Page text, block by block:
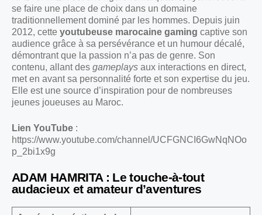
se faire une place de choix dans un domaine
traditionnellement dominé par les hommes. Depuis juin
2012, cette youtubeuse marocaine gaming captive son
audience grâce à sa persévérance et un humour décalé,
démontrant que la passion n’a pas de genre. Son
contenu, allant des gameplays aux interactions en direct,
met en avant sa personnalité forte et son expertise du jeu.
Elle est une source d’inspiration pour de nombreuses
jeunes joueuses au Maroc.
Lien YouTube :
https://www.youtube.com/channel/UCFGNCI6GwNqNOo
p_2bi1x9g
ADAM HAMRITA : Le touche-à-tout
audacieux et amateur d’aventures